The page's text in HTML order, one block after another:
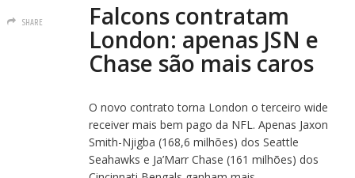
Falcons contratam
London: apenas JSN e
Chase são mais caros
O novo contrato torna London o terceiro wide
receiver mais bem pago da NFL. Apenas Jaxon
Smith-Njigba (168,6 milhões) dos Seattle
Seahawks e Ja’Marr Chase (161 milhões) dos
SHARE